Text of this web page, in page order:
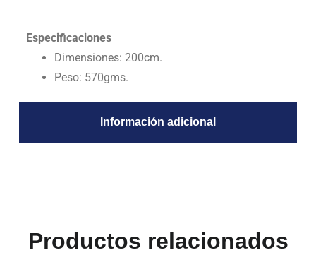
Información adicional
Especificaciones
Dimensiones: 200cm.
Peso: 570gms.
Productos relacionados